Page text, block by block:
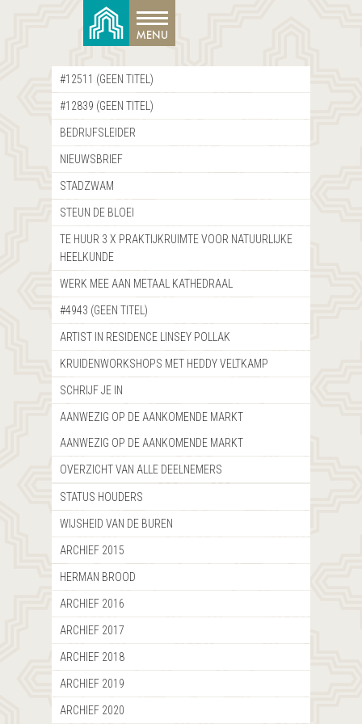
#12511 (GEEN TITEL)
#12839 (GEEN TITEL)
BEDRIJFSLEIDER
NIEUWSBRIEF
STADZWAM
STEUN DE BLOEI
TE HUUR 3 X PRAKTIJKRUIMTE VOOR NATUURLIJKE
HEELKUNDE
WERK MEE AAN METAAL KATHEDRAAL
#4943 (GEEN TITEL)
ARTIST IN RESIDENCE LINSEY POLLAK
KRUIDENWORKSHOPS MET HEDDY VELTKAMP
SCHRIJF JE IN
AANWEZIG OP DE AANKOMENDE MARKT
AANWEZIG OP DE AANKOMENDE MARKT
OVERZICHT VAN ALLE DEELNEMERS
STATUS HOUDERS
WIJSHEID VAN DE BUREN
ARCHIEF 2015
HERMAN BROOD
ARCHIEF 2016
ARCHIEF 2017
ARCHIEF 2018
ARCHIEF 2019
ARCHIEF 2020